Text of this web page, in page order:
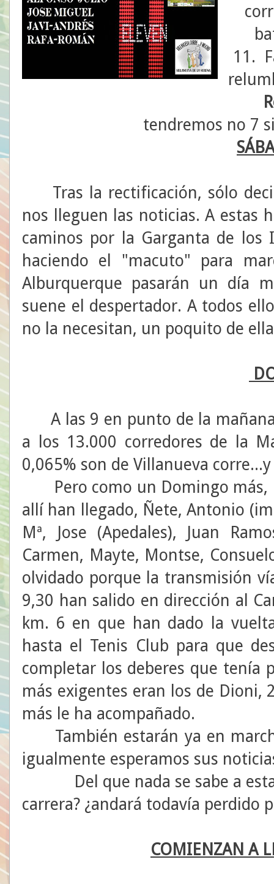
11.
tendremos no 7
Tras la rectificación, sólo
nos lleguen las noticias. A estas
caminos por la Garganta de los
haciendo el "macuto" para
Alburquerque pasarán un día
suene el despertador. A todos
no la necesitan, un poquito de
A las 9 en punto de la
a los 13.000 corredores de la
0,065% son de Villanueva
Pero como un Domingo más,
allí han llegado, Ñete, Antonio
Mª, Jose (Apedales), Juan
Carmen, Mayte, Montse,
olvidado porque la transmisión
9,30 han salido en dirección al
km. 6 en que han dado la
hasta el Tenis Club para que
completar los deberes que tenía
más exigentes eran los de Dioni,
más le ha acompañado.
También estarán ya en
igualmente esperamos sus
Del que nada se sabe a esta
carrera? ¿andará todavía perdido
COMIENZAN A